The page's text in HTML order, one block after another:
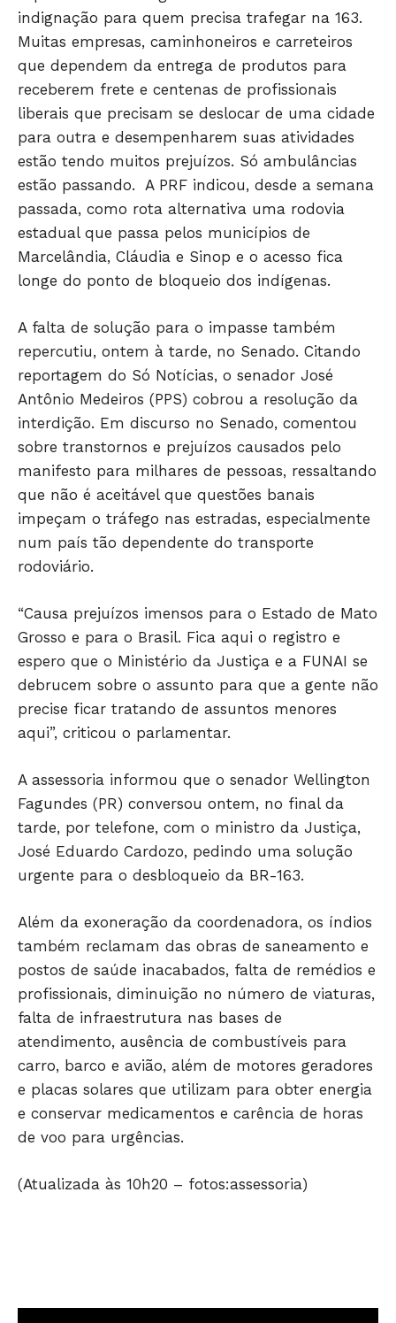
JUNTE-SE NO WHATSAPP
HOME
POLÍTICA
POLÍCIA
ESPORTES
ECONOMIA
EDUCAÇÃO
SAÚDE
ÚLTIMAS NOTÍCIAS
indignação para quem precisa trafegar na 163.
Muitas empresas, caminhoneiros e carreteiros
que dependem da entrega de produtos para
receberem frete e centenas de profissionais
liberais que precisam se deslocar de uma cidade
para outra e desempenharem suas atividades
estão tendo muitos prejuízos. Só ambulâncias
estão passando. A PRF indicou, desde a semana
passada, como rota alternativa uma rodovia
estadual que passa pelos municípios de
Marcelândia, Cláudia e Sinop e o acesso fica
longe do ponto de bloqueio dos indígenas.
A falta de solução para o impasse também
repercutiu, ontem à tarde, no Senado. Citando
reportagem do Só Notícias, o senador José
Antônio Medeiros (PPS) cobrou a resolução da
interdição. Em discurso no Senado, comentou
sobre transtornos e prejuízos causados pelo
manifesto para milhares de pessoas, ressaltando
que não é aceitável que questões banais
impeçam o tráfego nas estradas, especialmente
num país tão dependente do transporte
rodoviário.
“Causa prejuízos imensos para o Estado de Mato
Grosso e para o Brasil. Fica aqui o registro e
espero que o Ministério da Justiça e a FUNAI se
debrucem sobre o assunto para que a gente não
precise ficar tratando de assuntos menores
aqui”, criticou o parlamentar.
A assessoria informou que o senador Wellington
Fagundes (PR) conversou ontem, no final da
tarde, por telefone, com o ministro da Justiça,
José Eduardo Cardozo, pedindo uma solução
urgente para o desbloqueio da BR-163.
Além da exoneração da coordenadora, os índios
também reclamam das obras de saneamento e
postos de saúde inacabados, falta de remédios e
profissionais, diminuição no número de viaturas,
falta de infraestrutura nas bases de
atendimento, ausência de combustíveis para
carro, barco e avião, além de motores geradores
e placas solares que utilizam para obter energia
e conservar medicamentos e carência de horas
de voo para urgências.
(Atualizada às 10h20 – fotos:assessoria)